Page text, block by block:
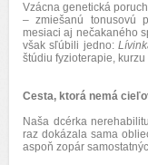
Vzácna genetická
– zmiešanú tonusovú
mesiaci aj nečakaného
však sľúbili jedno:
štúdiu fyzioterapie,
Cesta, ktorá nemá
Naša dcérka
raz dokázala sama
aspoň zopár